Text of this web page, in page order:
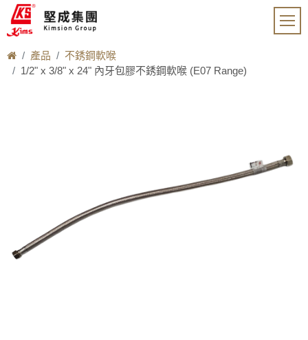
產品
不銹鋼軟喉
1/2" x 3/8" x 24" 內牙包膠不銹鋼軟喉 (E07 Range)